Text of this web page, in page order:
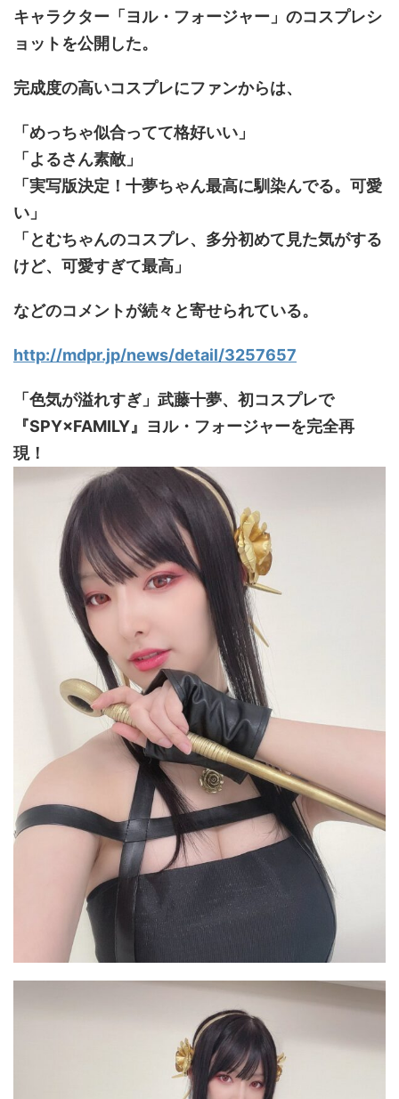
キャラクター「ヨル・フォージャー」のコスプレシ
ョットを公開した。
完成度の高いコスプレにファンからは、
「めっちゃ似合ってて格好いい」
「よるさん素敵」
「実写版決定！十夢ちゃん最高に馴染んでる。可愛
い」
「とむちゃんのコスプレ、多分初めて見た気がする
けど、可愛すぎて最高」
などのコメントが続々と寄せられている。
http://mdpr.jp/news/detail/3257657
「色気が溢れすぎ」武藤十夢、初コスプレで
『SPY×FAMILY』ヨル・フォージャーを完全再
現！